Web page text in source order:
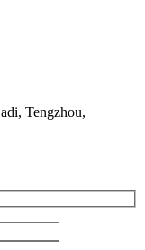
Tengzhou,